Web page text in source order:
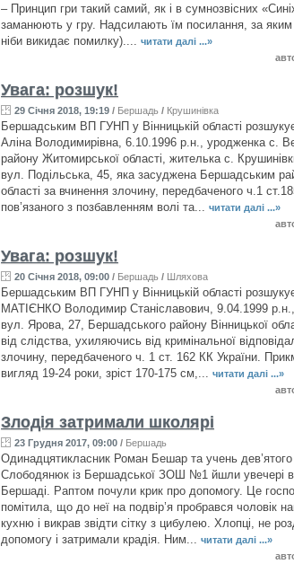
– Принцип гри такий самий, як і в сумнозвісних
заманюють у гру. Надсилають їм посилання, за яким
ніби викидає помилку)....
читати далі ...»
Увага: розшук!
29 Січня 2018, 19:19 / Бершадь / Крушинівка
Бершадським ВП ГУНП у Вінницькій області
Аліна Володимирівна, 6.10.1996 р.н., уродженка с.
району Житомирської області, жителька с.
вул. Подільська, 45, яка засуджена Бершадським
області за вчинення злочину, передбаченого ч.1
пов’язаного з позбавленням волі та...
читати далі ...»
Увага: розшук!
20 Січня 2018, 09:00 / Бершадь / Шляхова
Бершадським ВП ГУНП у Вінницькій області
МАТІЄНКО Володимир Станіславович, 9.04.1999
вул. Ярова, 27, Бершадського району Вінницької
від слідства, ухиляючись від кримінальної
злочину, передбаченого ч. 1 ст. 162 КК України.
вигляд 19-24 роки, зріст 170-175 см,...
читати далі ...»
Злодія затримали школярі
23 Грудня 2017, 09:00 / Бершадь
Одинадцятикласник Роман Бешар та учень
Слободянюк із Бершадської ЗОШ №1 йшли увечері
Бершаді. Раптом почули крик про допомогу. Це
помітила, що до неї на подвір’я пробрався чоловік
кухню і викрав звідти сітку з цибулею. Хлопці, не
допомогу і затримали крадія. Ним...
читати далі ...»